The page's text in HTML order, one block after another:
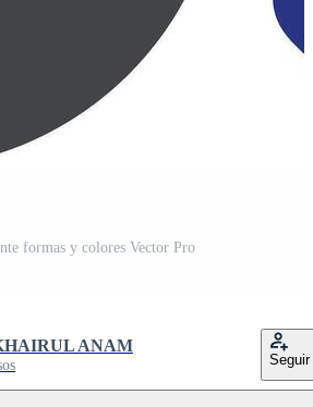
formas y colores Vector Pro
ANAM
Seguir